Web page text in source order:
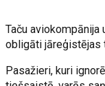
Taču
obligāti jāreģistējas
Pasažieri, kuri